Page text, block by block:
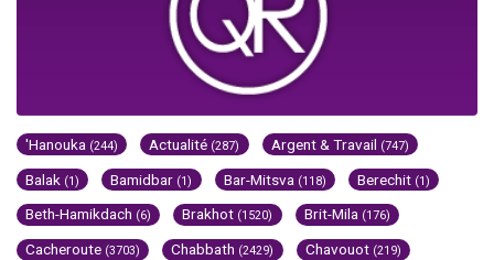
'Hanouka (244) Actualité (287) Argent & Travail (747)
Balak (1) Bamidbar (1) Bar-Mitsva (118) Berechit (1)
Beth-Hamikdach (6) Brakhot (1520) Brit-Mila (176)
Cacheroute (3703) Chabbath (2429) Chavouot (219)